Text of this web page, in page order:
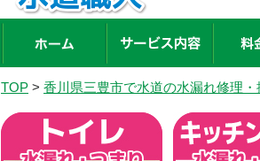
TOP > 香川県三豊市で水道の水漏れ修理